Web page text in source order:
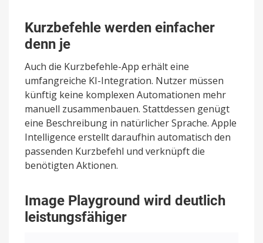
Kurzbefehle werden einfacher
denn je
Auch die Kurzbefehle-App erhält eine
umfangreiche KI-Integration. Nutzer müssen
künftig keine komplexen Automationen mehr
manuell zusammenbauen. Stattdessen genügt
eine Beschreibung in natürlicher Sprache. Apple
Intelligence erstellt daraufhin automatisch den
passenden Kurzbefehl und verknüpft die
benötigten Aktionen.
Image Playground wird deutlich
leistungsfähiger